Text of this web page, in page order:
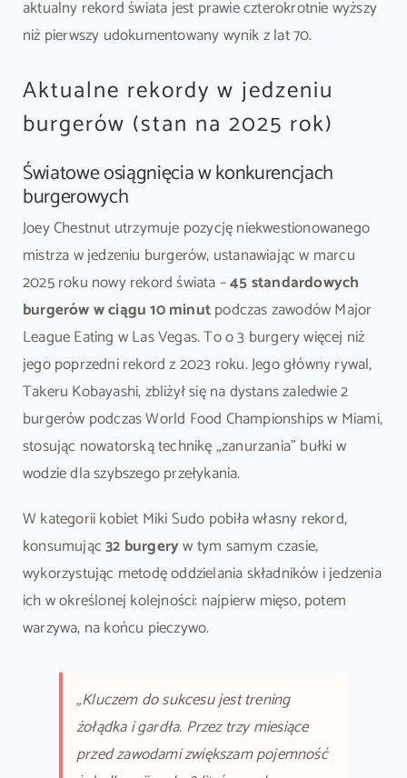
aktualny rekord świata jest prawie czterokrotnie wyższy
niż pierwszy udokumentowany wynik z lat 70.
Aktualne rekordy w jedzeniu
burgerów (stan na 2025 rok)
Światowe osiągnięcia w konkurencjach
burgerowych
Joey Chestnut utrzymuje pozycję niekwestionowanego
mistrza w jedzeniu burgerów, ustanawiając w marcu
2025 roku nowy rekord świata –45 standardowych
burgerów w ciągu 10 minutpodczas zawodów Major
League Eating w Las Vegas. To o 3 burgery więcej niż
jego poprzedni rekord z 2023 roku. Jego główny rywal,
Takeru Kobayashi, zbliżył się na dystans zaledwie 2
burgerów podczas World Food Championships w Miami,
stosując nowatorską technikę „zanurzania” bułki w
wodzie dla szybszego przełykania.
W kategorii kobiet Miki Sudo pobiła własny rekord,
konsumując32 burgeryw tym samym czasie,
wykorzystując metodę oddzielania składników i jedzenia
ich w określonej kolejności: najpierw mięso, potem
warzywa, na końcu pieczywo.
„Kluczem do sukcesu jest trening
żołądka i gardła. Przez trzy miesiące
przed zawodami zwiększam pojemność